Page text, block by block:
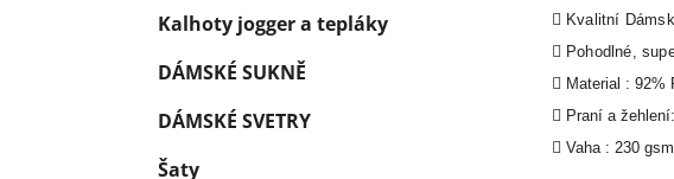
Kalhoty jogger a tepláky
DÁMSKÉ SUKNĚ
DÁMSKÉ SVETRY
Šaty
Kvalitní
Pohodlné,
Material : 92%
Praní a
Vaha : 230 gsm